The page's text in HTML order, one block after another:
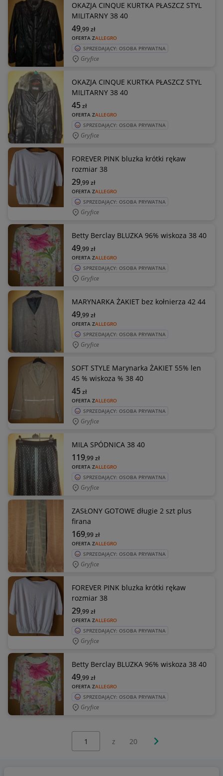
OKAZJA CINQUE KURTKA PŁASZCZ STYL
MILITARNY 38 40
OFERTA ZALLEGRO
49,99zł
SPRZEDAJĄCY: OSOBA PRYWATNA
Gryfice
OKAZJA CINQUE KURTKA PŁASZCZ STYL
MILITARNY 38 40
OFERTA ZALLEGRO
45zł
SPRZEDAJĄCY: OSOBA PRYWATNA
Gryfice
FOREVER PINK bluzka krótki rękaw
rozmiar 38
OFERTA ZALLEGRO
29,99zł
SPRZEDAJĄCY: OSOBA PRYWATNA
Gryfice
Betty Berclay BLUZKA 96% wiskoza 38 40
OFERTA ZALLEGRO
49,99zł
SPRZEDAJĄCY: OSOBA PRYWATNA
Gryfice
MARYNARKA ŻAKIET bez kołnierza 42 44
OFERTA ZALLEGRO
49,99zł
SPRZEDAJĄCY: OSOBA PRYWATNA
Gryfice
SOFT STYLE Marynarka ŻAKIET 55% len
45 % wiskoza % 38 40
OFERTA ZALLEGRO
45zł
SPRZEDAJĄCY: OSOBA PRYWATNA
Gryfice
MILA SPÓDNICA 38 40
OFERTA ZALLEGRO
119,99zł
SPRZEDAJĄCY: OSOBA PRYWATNA
Gryfice
ZASŁONY GOTOWE długie 2 szt plus
firana
OFERTA ZALLEGRO
169,99zł
SPRZEDAJĄCY: OSOBA PRYWATNA
Gryfice
FOREVER PINK bluzka krótki rękaw
rozmiar 38
OFERTA ZALLEGRO
29,99zł
SPRZEDAJĄCY: OSOBA PRYWATNA
Gryfice
Betty Berclay BLUZKA 96% wiskoza 38 40
OFERTA ZALLEGRO
49,99zł
SPRZEDAJĄCY: OSOBA PRYWATNA
Gryfice
z 20 Następna strona